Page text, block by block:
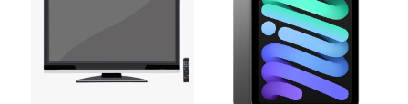
浦市・つくば市・阿見町・美浦町・稲敷市・牛久
市・龍ヶ崎市・取手市・利根町・河内町・つくば
みらい市・守谷市）
茨城県 県西地区（桜川市・筑西市・下妻市・常